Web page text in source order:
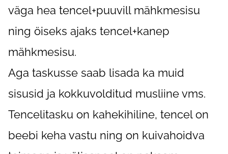
väga hea tencel+puuvill mähkmesisu
ning öiseks ajaks tencel+kanep
mähkmesisu.
Aga taskusse saab lisada ka muid
sisusid ja kokkuvolditud musliine vms.
Tencelitasku on kahekihiline, tencel on
beebi keha vastu ning on kuivahoidva